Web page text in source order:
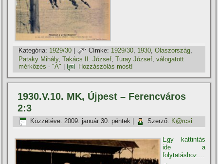
Kategória: 1929/30 | Címke: 1929/30, 1930,Olaszország,
Pataky Mihály,Takács II. József ,Turay József ,válogatott
mérkőzés - "A"
Hozzászólás most!
1930.V.10. MK, Újpest – Ferencváros
2:3
Közzétéve: 2009. január 30. péntek Szerző: K@rcsi
Egy kattintás
ide a
folytatáshoz....